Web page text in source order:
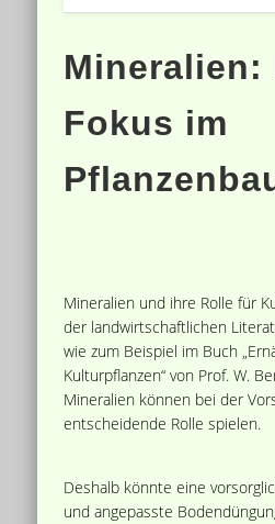
Mineralien:
Fokus im
Mineralien und ihre Rolle für
der landwirtschaftlichen
wie zum Beispiel im Buch
Kulturpflanzen“ von Prof. W.
Mineralien können bei der
entscheidende Rolle spielen.
Deshalb könnte eine
und angepasste